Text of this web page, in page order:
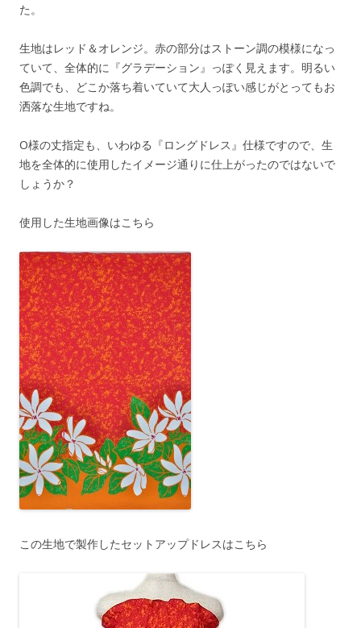
た。
生地はレッド＆オレンジ。赤の部分はストーン調の模様になっ
ていて、全体的に『グラデーション』っぽく見えます。明るい
色調でも、どこか落ち着いていて大人っぽい感じがとってもお
洒落な生地ですね。
O様の丈指定も、いわゆる『ロングドレス』仕様ですので、生
地を全体的に使用したイメージ通りに仕上がったのではないで
しょうか？
使用した生地画像はこちら
この生地で製作したセットアップドレスはこちら